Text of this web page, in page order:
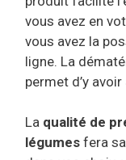
vous avez en
vous avez la
ligne. La
permet d’y
La qualité de
légumes fera